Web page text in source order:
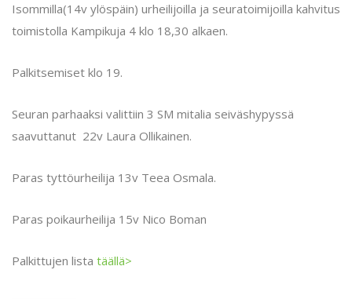
Isommilla(14v ylöspäin) urheilijoilla ja seuratoimijoilla kahvitus
toimistolla Kampikuja 4 klo 18,30 alkaen.
Palkitsemiset klo 19.
Seuran parhaaksi valittiin 3 SM mitalia seiväshypyssä
saavuttanut 22v Laura Ollikainen.
Paras tyttöurheilija 13v Teea Osmala.
Paras poikaurheilija 15v Nico Boman
Palkittujen lista täällä>